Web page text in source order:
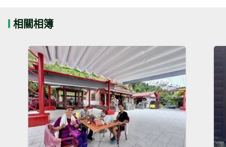
相關相簿